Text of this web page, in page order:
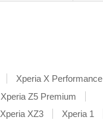
Xperia X Performance
Xperia Z5 Premium
Xperia XZ3 Xperia 1